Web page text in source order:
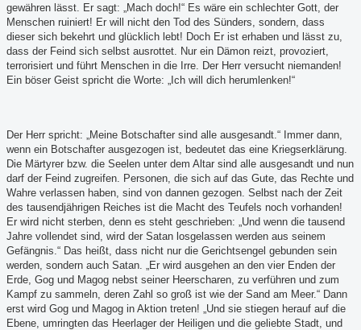
gewähren lässt. Er sagt: „Mach doch!“ Es wäre ein schlechter Gott, der
Menschen ruiniert! Er will nicht den Tod des Sünders, sondern, dass
dieser sich bekehrt und glücklich lebt! Doch Er ist erhaben und lässt zu,
dass der Feind sich selbst ausrottet. Nur ein Dämon reizt, provoziert,
terrorisiert und führt Menschen in die Irre. Der Herr versucht niemanden!
Ein böser Geist spricht die Worte: „Ich will dich herumlenken!“
Der Herr spricht: „Meine Botschafter sind alle ausgesandt.“ Immer dann,
wenn ein Botschafter ausgezogen ist, bedeutet das eine Kriegserklärung.
Die Märtyrer bzw. die Seelen unter dem Altar sind alle ausgesandt und nun
darf der Feind zugreifen. Personen, die sich auf das Gute, das Rechte und
Wahre verlassen haben, sind von dannen gezogen. Selbst nach der Zeit
des tausendjährigen Reiches ist die Macht des Teufels noch vorhanden!
Er wird nicht sterben, denn es steht geschrieben: „Und wenn die tausend
Jahre vollendet sind, wird der Satan losgelassen werden aus seinem
Gefängnis.“ Das heißt, dass nicht nur die Gerichtsengel gebunden sein
werden, sondern auch Satan. „Er wird ausgehen an den vier Enden der
Erde, Gog und Magog nebst seiner Heerscharen, zu verführen und zum
Kampf zu sammeln, deren Zahl so groß ist wie der Sand am Meer.“ Dann
erst wird Gog und Magog in Aktion treten! „Und sie stiegen herauf auf die
Ebene, umringten das Heerlager der Heiligen und die geliebte Stadt, und